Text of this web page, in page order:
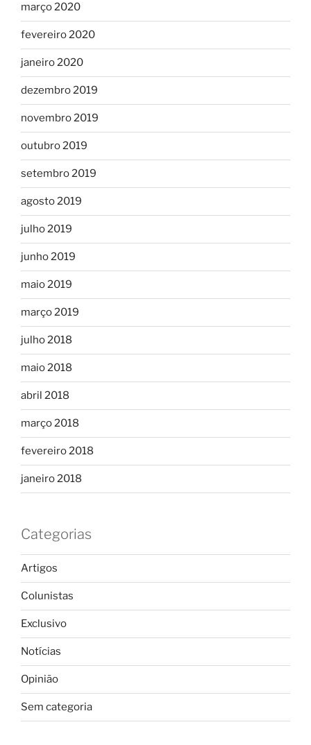
março 2020
fevereiro 2020
janeiro 2020
dezembro 2019
novembro 2019
outubro 2019
setembro 2019
agosto 2019
julho 2019
junho 2019
maio 2019
março 2019
julho 2018
maio 2018
abril 2018
março 2018
fevereiro 2018
janeiro 2018
Categorias
Artigos
Colunistas
Exclusivo
Notícias
Opinião
Sem categoria